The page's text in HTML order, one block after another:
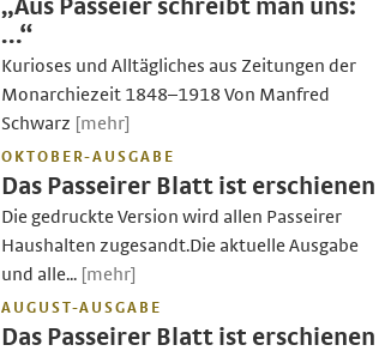
„Aus Passeier schreibt man uns:
…“
Kurioses und Alltägliches aus Zeitungen der
Monarchiezeit 1848–1918 Von Manfred
Schwarz [mehr]
OKTOBER-AUSGABE
Das Passeirer Blatt ist erschienen
Die gedruckte Version wird allen Passeirer
Haushalten zugesandt.Die aktuelle Ausgabe
und alle... [mehr]
AUGUST-AUSGABE
Das Passeirer Blatt ist erschienen